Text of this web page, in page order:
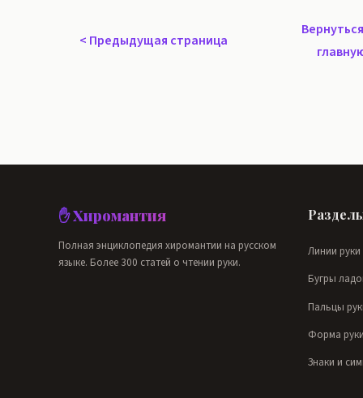
< Предыдущая страница
✋ Хиромантия
Полная энциклопедия хиромантии на русском
языке. Более 300 статей о чтении руки.
Линии руки
Бугры
Пальцы
Форма
Знаки и